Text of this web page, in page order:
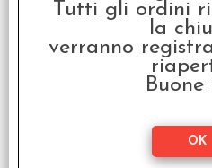
Tutti gli ordini
la
verranno
Buone